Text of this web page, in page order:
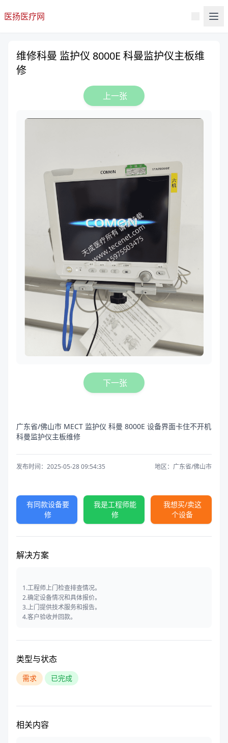
医扬医疗网
维修科曼 监护仪 8000E 科曼监护仪主板维
修
上一张
下一张
广东省/佛山市 MECT 监护仪 科曼 8000E 设备界面卡住不开机
科曼监护仪主板维修
发布时间：2025-05-28 09:54:35 地区：广东省/佛山市
有同款设备要
修
我是工程师能
修
我想买/卖这
个设备
解决方案
1.工程师上门检查排查情况。
2.确定设备情况和具体报价。
3.上门提供技术服务和报告。
4.客户验收并回款。
类型与状态
需求 已完成
相关内容